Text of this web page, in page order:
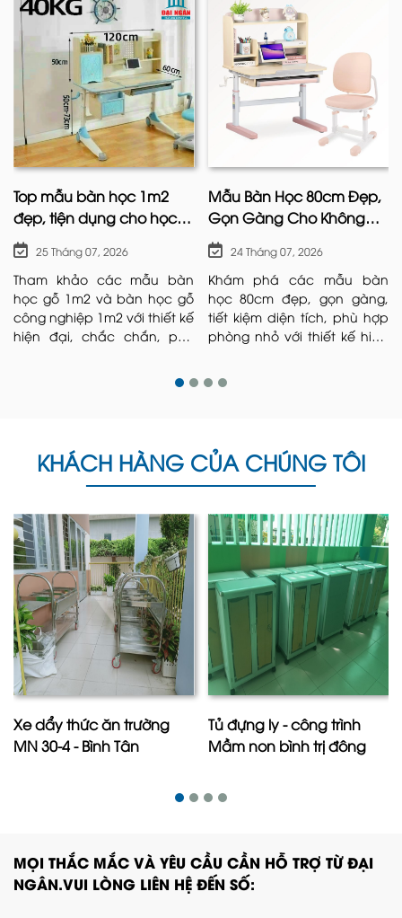
Top mẫu bàn học 1m2
đẹp, tiện dụng cho học
sinh hiện nay
25 Tháng 07, 2026
Tham khảo các mẫu bàn
học gỗ 1m2 và bàn học gỗ
công nghiệp 1m2 với thiết kế
hiện đại, chắc chắn, phù
Mẫu Bàn Học 80cm Đẹp,
Gọn Gàng Cho Không
Gian Nhỏ
24 Tháng 07, 2026
Khám phá các mẫu bàn
học 80cm đẹp, gọn gàng,
tiết kiệm diện tích, phù hợp
phòng nhỏ với thiết kế hiện
KHÁCH HÀNG CỦA CHÚNG TÔI
Xe dẩy thức ăn trường
MN 30-4 - Bình Tân
Tủ đựng ly - công trình
Mầm non bình trị đông
MỌI THẮC MẮC VÀ YÊU CẦU CẦN HỖ TRỢ TỪ ĐẠI
NGÂN.VUI LÒNG LIÊN HỆ ĐẾN SỐ: